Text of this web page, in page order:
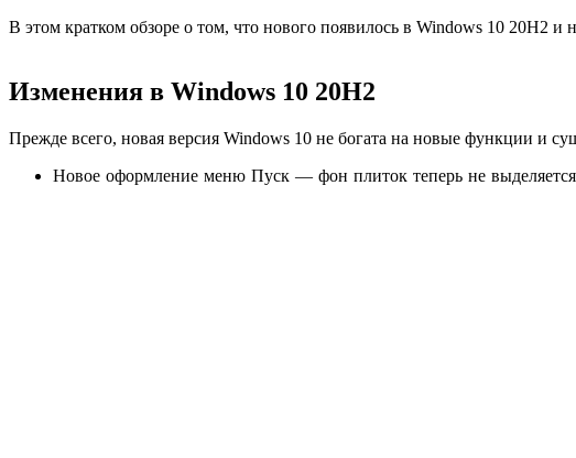
В этом кратком обзоре о том, что нового появилось в Windows 10 20H2
Изменения в Windows 10 20H2
Прежде всего, новая версия Windows 10 не богата на новые функции и
Новое оформление меню Пуск — фон плиток теперь не